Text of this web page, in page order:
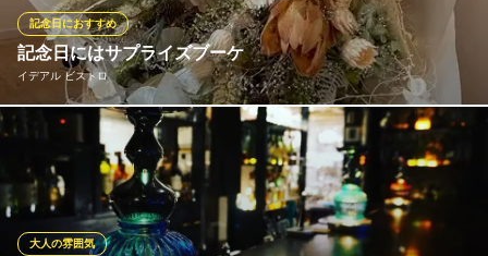
ビストロ ブルーキッチン＆ボトルズ
インボイス対応
京阪本線天満橋駅 徒歩3分
大阪府大阪市中央区北浜東1-15 ビル・リバーセンターB1
記念日にはサプライズブーケ
イデアル ビストロ
記念日におすすめ
ドライフラワーやプリザーブドフラワーで仕立てたイデアルオリ
ジナルの花束のご用意をさせて頂きます。 別途3,300円、5,500
円、8,800円 事前ご予約となります。
イデアル ビストロ
大人の雰囲気